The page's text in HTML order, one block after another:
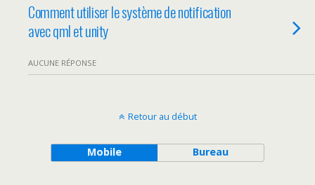
Comment utiliser le système de notification
avec qml et unity
AUCUNE RÉPONSE
Retour au début
Mobile Bureau